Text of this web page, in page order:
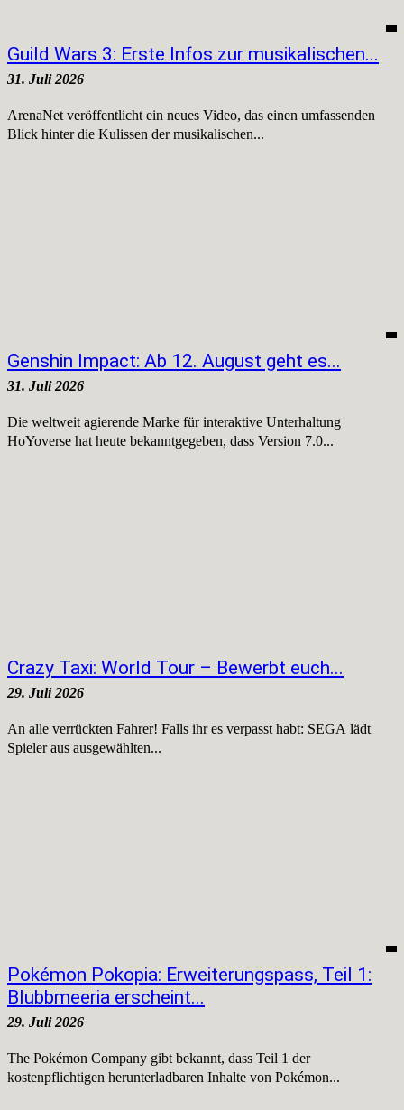
Guild Wars 3: Erste Infos zur musikalischen...
31. Juli 2026
ArenaNet veröffentlicht ein neues Video, das einen umfassenden
Blick hinter die Kulissen der musikalischen...
Genshin Impact: Ab 12. August geht es...
31. Juli 2026
Die weltweit agierende Marke für interaktive Unterhaltung
HoYoverse hat heute bekanntgegeben, dass Version 7.0...
Crazy Taxi: World Tour – Bewerbt euch...
29. Juli 2026
An alle verrückten Fahrer! Falls ihr es verpasst habt: SEGA lädt
Spieler aus ausgewählten...
Pokémon Pokopia: Erweiterungspass, Teil 1:
Blubbmeeria erscheint...
29. Juli 2026
The Pokémon Company gibt bekannt, dass Teil 1 der
kostenpflichtigen herunterladbaren Inhalte von Pokémon...